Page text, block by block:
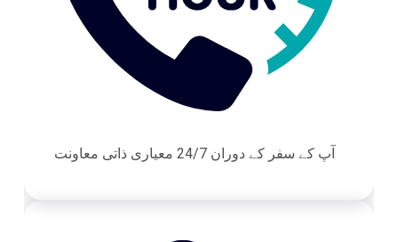
آپ کے سفر کے دوران 24/7 معیاری ذاتی معاونت